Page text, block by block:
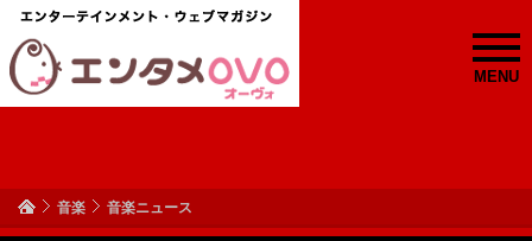
MENU
音楽 音楽ニュース